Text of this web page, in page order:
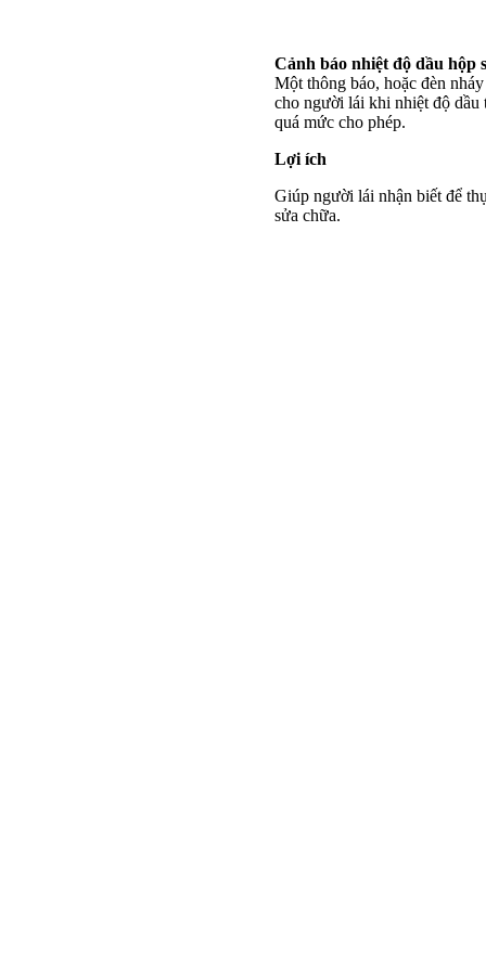
Cảnh báo nhiệt độ dầu hộp
Một thông báo, hoặc đèn
cho người lái khi nhiệt độ dầu
quá mức cho phép.
Lợi ích
Giúp người lái nhận biết để
sửa chữa.